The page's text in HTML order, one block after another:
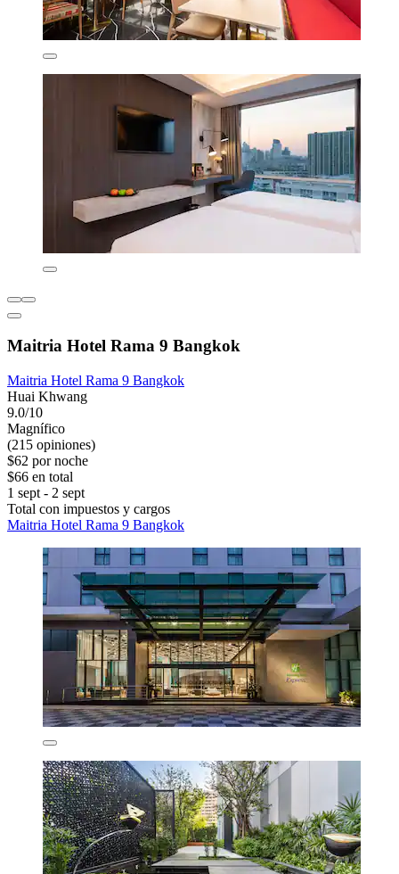
Maitria Hotel Rama 9 Bangkok
Maitria Hotel Rama 9 Bangkok
Huai Khwang
9.0/10
Magnífico
(215 opiniones)
$62 por noche
$66 en total
1 sept - 2 sept
Total con impuestos y cargos
Maitria Hotel Rama 9 Bangkok